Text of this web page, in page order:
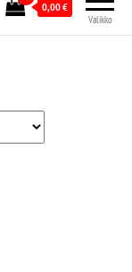
Valikko
0,00€